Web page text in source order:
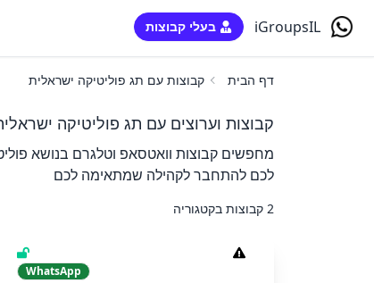
iGroupsIL בעלי קבוצות
דף הבית קבוצות עם תג פוליטיקה ישראלית
קבוצות וערוצים עם תג פוליטיקה
מחפשים קבוצות וואטסאפ וטלגרם בנושא
לכם להתחבר לקהילה שמתאימה לכם
2 קבוצות בקטגוריה
WhatsApp